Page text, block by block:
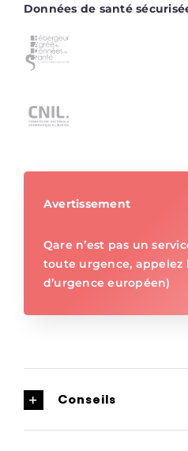
Données de santé
Avertissement
Qare n’est pas un
toute urgence, appelez
d’urgence européen)
Conseils